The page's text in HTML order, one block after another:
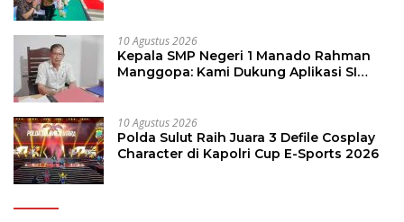
10 Agustus 2026
Kepala SMP Negeri 1 Manado Rahman
Manggopa: Kami Dukung Aplikasi SI
10 Agustus 2026
Polda Sulut Raih Juara 3 Defile Cosplay
Character di Kapolri Cup E-Sports 2026